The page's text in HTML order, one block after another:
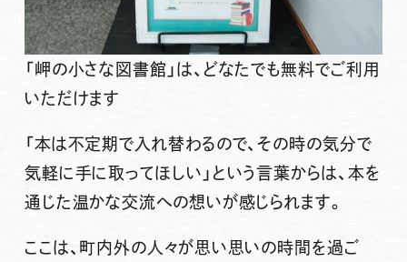
「岬の小さな図書館」は、どなたでも無料でご利用
いただけます
「本は不定期で入れ替わるので、その時の気分で
気軽に手に取ってほしい」という言葉からは、本を
通じた温かな交流への想いが感じられます。
ここは、町内外の人々が思い思いの時間を過ご